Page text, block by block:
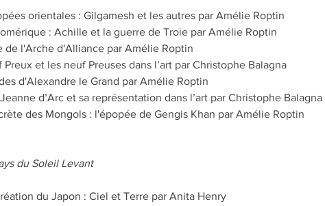
orientales : Gilgamesh et les autres par Amélie Roptin
: Achille et la guerre de Troie par Amélie Roptin
de l'Arche d'Alliance par Amélie Roptin
Preux et les neuf Preuses dans l’art par Christophe Balagna
d'Alexandre le Grand par Amélie Roptin
d’Arc et sa représentation dans l’art par Christophe Balagna
des Mongols : l'épopée de Gengis Khan par Amélie Roptin
du Soleil Levant
du Japon : Ciel et Terre par Anita Henry